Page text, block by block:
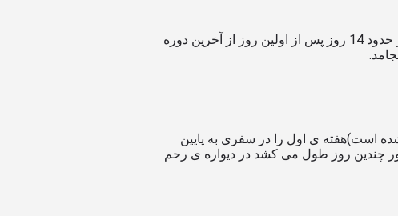
اولین لحظه ی ضروری از بارداری زمانی اتفاق می افتد که اسپرم در تخم نفوذ کرده یا آن را بارور کند. بارداری ، به طور متوسط ، در حدود 14 روز پس از اولین روز از آخرین دوره
شده است)هفته ی اول را در سفری به پایین
چندین روز طول می کشد در دیواره ی رحم